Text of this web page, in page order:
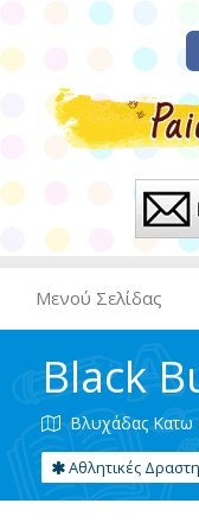
Μενού Σελίδας
Black
Βλυχάδας Κατω
Αθλητικές